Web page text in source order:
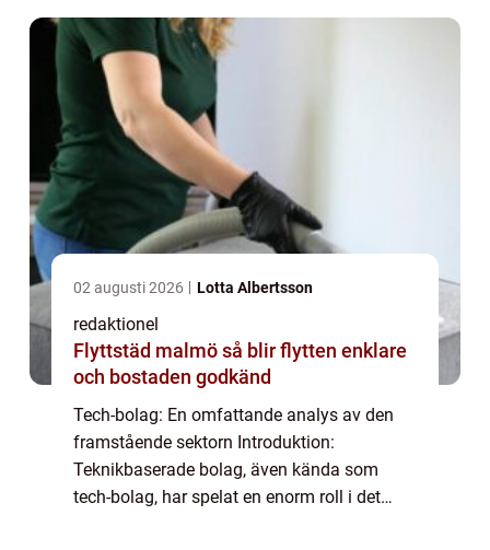
och har förändra...
02 augusti 2026 Lotta Albertsson
redaktionel
Flyttstäd malmö så blir flytten enklare
och bostaden godkänd
Tech-bolag: En omfattande analys av den
framstående sektorn Introduktion:
Teknikbaserade bolag, även kända som
tech-bolag, har spelat en enorm roll i det